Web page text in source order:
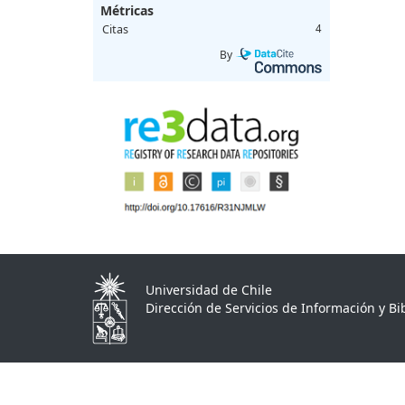
Métricas
Citas 4
By
Universidad de Chile
Dirección de Servicios de Información y